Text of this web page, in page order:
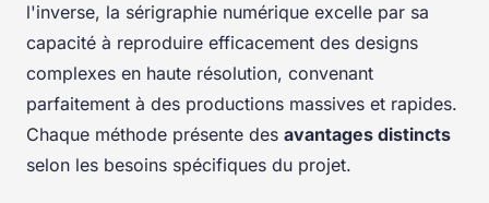
l'inverse, la sérigraphie numérique excelle par sa
capacité à reproduire efficacement des designs
complexes en haute résolution, convenant
parfaitement à des productions massives et rapides.
Chaque méthode présente des avantages distincts
selon les besoins spécifiques du projet.